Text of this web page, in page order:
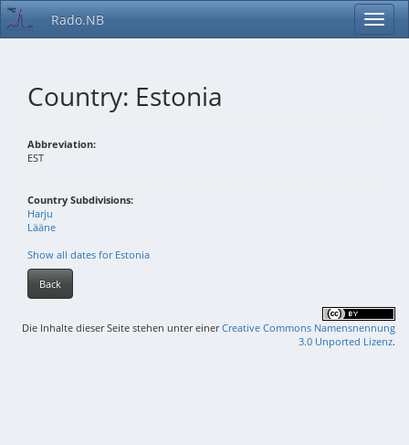
Rado.NB
Country: Estonia
Abbreviation:
EST
Country Subdivisions:
Harju
Lääne
Show all dates for Estonia
Back
Die Inhalte dieser Seite stehen unter einerCreative Commons Namensnennung
3.0 Unported Lizenz.